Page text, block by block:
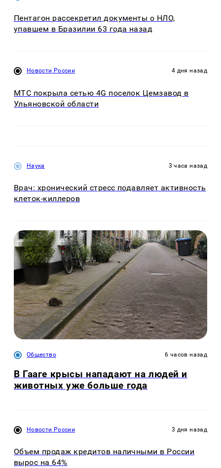
Пентагон рассекретил документы о НЛО,
упавшем в Бразилии 63 года назад
Новости России 4 дня назад
МТС покрыла сетью 4G поселок Цемзавод в
Ульяновской области
Наука 3 часа назад
Врач: хронический стресс подавляет активность
клеток-киллеров
Общество 6 часов назад
В Гааге крысы нападают на людей и
животных уже больше года
Новости России 3 дня назад
Объем продаж кредитов наличными в России
вырос на 64%